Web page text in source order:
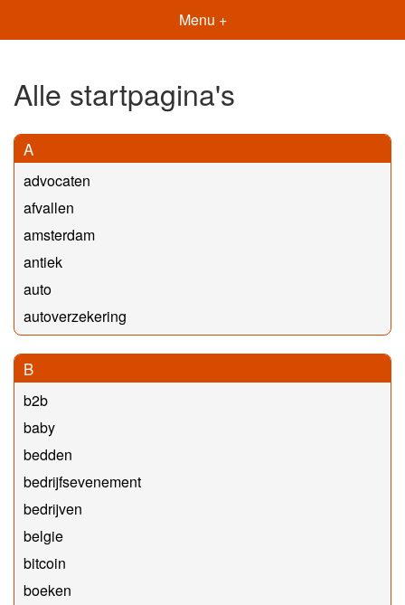
Menu +
Alle startpagina's
A
advocaten
afvallen
amsterdam
antiek
auto
autoverzekering
B
b2b
baby
bedden
bedrijfsevenement
bedrijven
belgie
bitcoin
boeken